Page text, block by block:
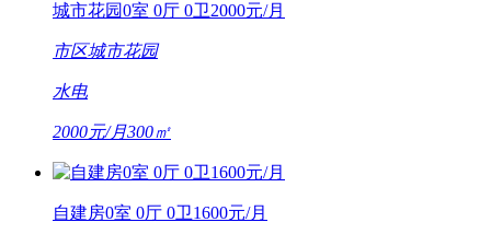
城市花园0室 0厅 0卫2000元/月
市区城市花园
水电
2000元/月300㎡
自建房0室 0厅 0卫1600元/月